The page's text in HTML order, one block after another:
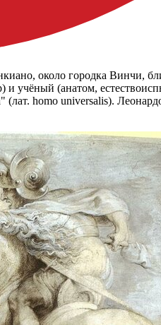
около городка Винчи,
(анатом,
homo universalis).